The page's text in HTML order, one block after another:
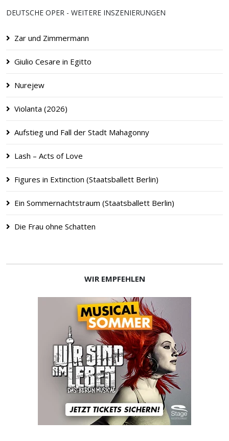
DEUTSCHE OPER - WEITERE INSZENIERUNGEN
Zar und Zimmermann
Giulio Cesare in Egitto
Nurejew
Violanta (2026)
Aufstieg und Fall der Stadt Mahagonny
Lash – Acts of Love
Figures in Extinction (Staatsballett Berlin)
Ein Sommernachtstraum (Staatsballett Berlin)
Die Frau ohne Schatten
WIR EMPFEHLEN